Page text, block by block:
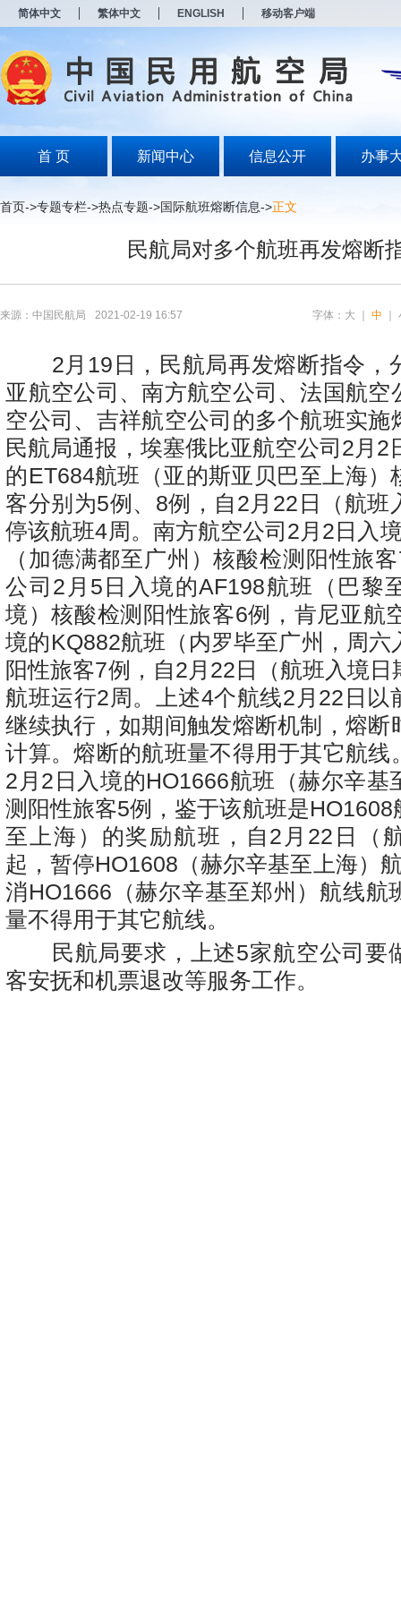
简体中文 繁体中文 ENGLISH 移动客户端
首 页 新闻中心 信息公开 办事
首页->专题专栏->热点专题->国际航班熔断信息->正文
民航局对多个航班再发熔断
来源：中国民航局 2021-02-19 16:57 字体： 大 中
2月19日，民航局再发熔断指令，
亚航空公司、南方航空公司、法国航空
空公司、吉祥航空公司的多个航班实施
民航局通报，埃塞俄比亚航空公司2月2
的ET684航班（亚的斯亚贝巴至上海）
客分别为5例、8例，自2月22日（航班
停该航班4周。南方航空公司2月2日入
（加德满都至广州）核酸检测阳性旅
公司2月5日入境的AF198航班（巴黎
境）核酸检测阳性旅客6例，肯尼亚航
境的KQ882航班（内罗毕至广州，周六
阳性旅客7例，自2月22日（航班入境
航班运行2周。上述4个航线2月22日以
继续执行，如期间触发熔断机制，熔断
计算。熔断的航班量不得用于其它航线
2月2日入境的HO1666航班（赫尔辛基
测阳性旅客5例，鉴于该航班是HO1608
至上海）的奖励航班，自2月22日（
起，暂停HO1608（赫尔辛基至上海）
消HO1666（赫尔辛基至郑州）航线航
量不得用于其它航线。
民航局要求，上述5家航空公司要
客安抚和机票退改等服务工作。
打
开
无
障
说
按
Alt
开